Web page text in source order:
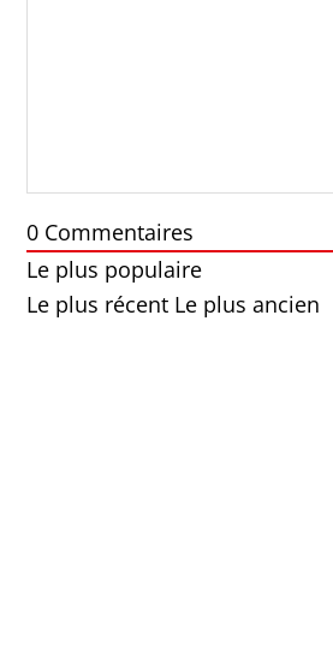
0 Commentaires
Le plus populaire
Le plus récent Le plus ancien